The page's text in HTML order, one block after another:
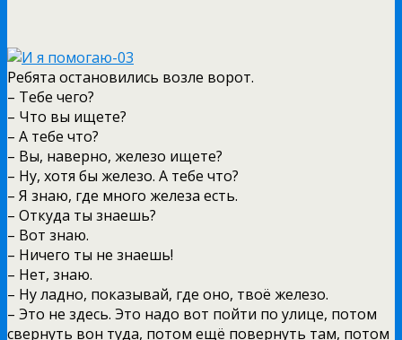
Ребята остановились возле ворот.
– Тебе чего?
– Что вы ищете?
– А тебе что?
– Вы, наверно, железо ищете?
– Ну, хотя бы железо. А тебе что?
– Я знаю, где много железа есть.
– Откуда ты знаешь?
– Вот знаю.
– Ничего ты не знаешь!
– Нет, знаю.
– Ну ладно, показывай, где оно, твоё железо.
– Это не здесь. Это надо вот пойти по улице, потом
свернуть вон туда, потом ещё повернуть там, потом